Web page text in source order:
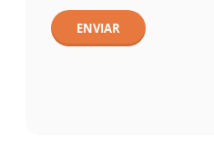
ENVIAR